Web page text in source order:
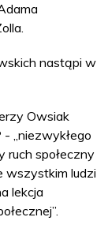
nastąpi w
Owsiak
„niezwykłego
ruch społeczny
wszystkim ludzi
lekcja